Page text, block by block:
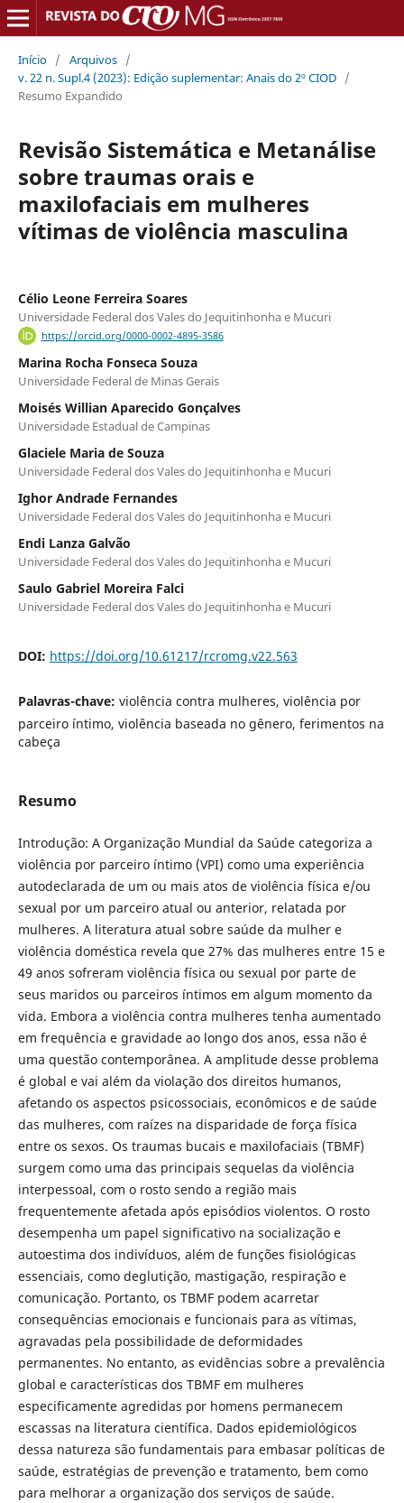
Início / Arquivos /
v. 22 n. Supl.4 (2023): Edição suplementar: Anais do 2º CIOD /
Resumo Expandido
Revisão Sistemática e Metanálise
sobre traumas orais e
maxilofaciais em mulheres
vítimas de violência masculina
Célio Leone Ferreira Soares
Universidade Federal dos Vales do Jequitinhonha e Mucuri
https://orcid.org/0000-0002-4895-3586
Marina Rocha Fonseca Souza
Universidade Federal de Minas Gerais
Moisés Willian Aparecido Gonçalves
Universidade Estadual de Campinas
Glaciele Maria de Souza
Universidade Federal dos Vales do Jequitinhonha e Mucuri
Ighor Andrade Fernandes
Universidade Federal dos Vales do Jequitinhonha e Mucuri
Endi Lanza Galvão
Universidade Federal dos Vales do Jequitinhonha e Mucuri
Saulo Gabriel Moreira Falci
Universidade Federal dos Vales do Jequitinhonha e Mucuri
DOI: https://doi.org/10.61217/rcromg.v22.563
Palavras-chave: violência contra mulheres, violência por
parceiro íntimo, violência baseada no gênero, ferimentos na
cabeça
Resumo
Introdução: A Organização Mundial da Saúde categoriza a
violência por parceiro íntimo (VPI) como uma experiência
autodeclarada de um ou mais atos de violência física e/ou
sexual por um parceiro atual ou anterior, relatada por
mulheres. A literatura atual sobre saúde da mulher e
violência doméstica revela que 27% das mulheres entre 15 e
49 anos sofreram violência física ou sexual por parte de
seus maridos ou parceiros íntimos em algum momento da
vida. Embora a violência contra mulheres tenha aumentado
em frequência e gravidade ao longo dos anos, essa não é
uma questão contemporânea. A amplitude desse problema
é global e vai além da violação dos direitos humanos,
afetando os aspectos psicossociais, econômicos e de saúde
das mulheres, com raízes na disparidade de força física
entre os sexos. Os traumas bucais e maxilofaciais (TBMF)
surgem como uma das principais sequelas da violência
interpessoal, com o rosto sendo a região mais
frequentemente afetada após episódios violentos. O rosto
desempenha um papel significativo na socialização e
autoestima dos indivíduos, além de funções fisiológicas
essenciais, como deglutição, mastigação, respiração e
comunicação. Portanto, os TBMF podem acarretar
consequências emocionais e funcionais para as vítimas,
agravadas pela possibilidade de deformidades
permanentes. No entanto, as evidências sobre a prevalência
global e características dos TBMF em mulheres
especificamente agredidas por homens permanecem
escassas na literatura científica. Dados epidemiológicos
dessa natureza são fundamentais para embasar políticas de
saúde, estratégias de prevenção e tratamento, bem como
para melhorar a organização dos serviços de saúde.